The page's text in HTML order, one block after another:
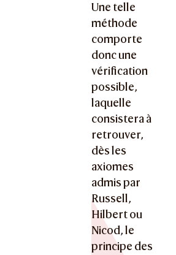
Une telle
méthode
comporte
donc une
vérification
possible,
laquelle
consistera à
retrouver,
dès les
axiomes
admis par
Russell,
Hilbert ou
Nicod, le
principe des